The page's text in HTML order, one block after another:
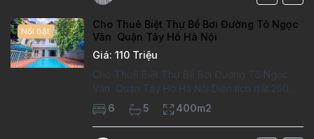
Nổi bật
Cho Thuê Biệt Thự Bể Bơi Đường Tô Ngọc
Vân Quận Tây Hồ Hà Nội
Giá: 110 Triệu
Cho Thuê Biệt Thự Bể Bơi Đường Tô Ngọc
Vân Quận Tây Hồ Hà Nội Diện tích đất 250m2
Diện tích xây dựng 100m2 Xây 4 tầng, 6
phòng ngủ 5 phòng tắm Tầng 1, , phòng
khách , phòng bếp-1wc Tầng 2, 2 phòng
6 5 400m2